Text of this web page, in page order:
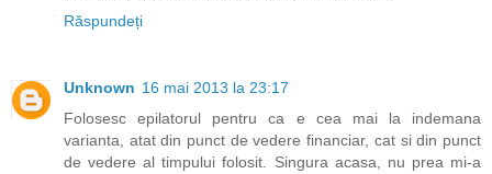
Răspundeți
Unknown 16 mai 2013 la 23:17
Folosesc epilatorul pentru ca e cea mai la indemana
varianta, atat din punct de vedere financiar, cat si din punct
de vedere al timpului folosit. Singura acasa, nu prea mi-a